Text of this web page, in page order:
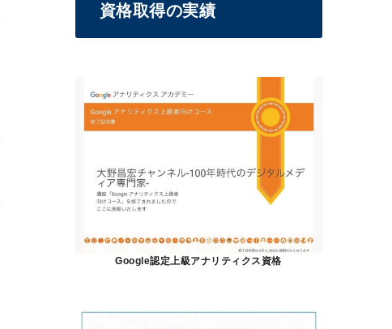
資格取得の実績
Google認定上級アナリティクス資格